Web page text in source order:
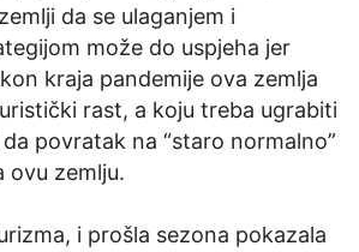
da se ulaganjem i
može do uspjeha jer
kraja pandemije ova zemlja
rast, a koju treba ugrabiti
povratak na “staro normalno”
ovu zemlju.
i prošla sezona pokazala